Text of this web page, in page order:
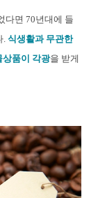
다면 70년대에 들
식생활과 무관한
상품이 각광을 받게